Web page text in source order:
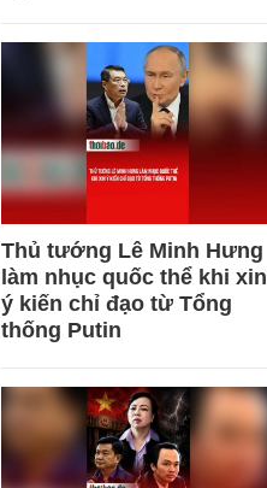
Thủ tướng Lê Minh Hưng
làm nhục quốc thể khi xin
ý kiến chỉ đạo từ Tổng
thống Putin